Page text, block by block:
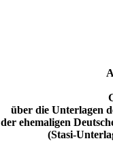
über die Unterlagen
der ehemaligen
(Stasi-